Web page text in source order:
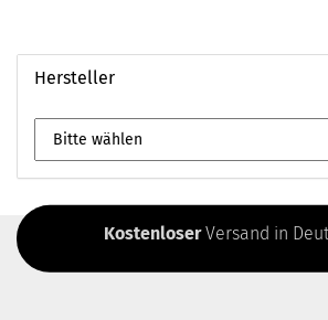
Hersteller
KostenloserVersand in